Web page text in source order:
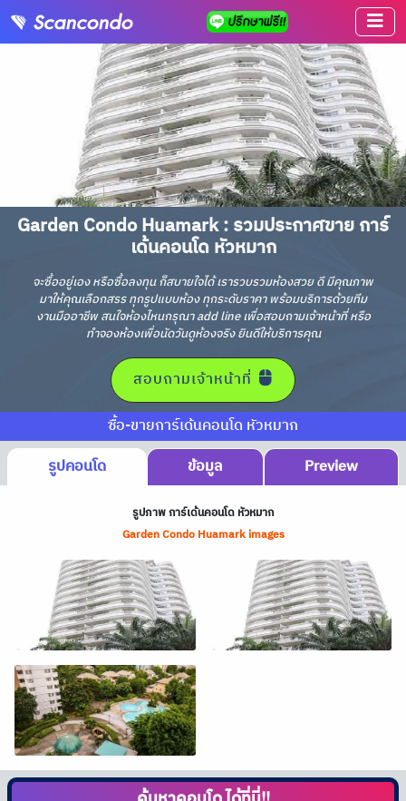
Garden Condo Huamark : รวมประกาศขาย การ์
เด้นคอนโด หัวหมาก
จะซื้ออยู่เอง หรือซื้อลงทุน ก็สบายใจได้ เรารวบรวมห้องสวย ดี มีคุณภาพ
มาให้คุณเลือกสรร ทุกรูปแบบห้อง ทุกระดับราคา พร้อมบริการด้วยทีม
งานมืออาชีพ สนใจห้องไหนกรุณา add line เพื่อสอบถามเจ้าหน้าที่ หรือ
ทำจองห้องเพื่อนัดวันดูห้องจริง ยินดีให้บริการคุณ
สอบถามเจ้าหน้าที่
ซื้อ-ขายการ์เด้นคอนโด หัวหมาก
รูปคอนโด
ข้อมูล Preview
รูปภาพ การ์เด้นคอนโด หัวหมาก
Garden Condo Huamark images